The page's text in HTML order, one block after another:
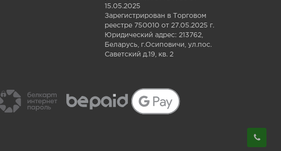
15.05.2025
Зарегистрирован в Торговом
реестре 750010 от 27.05.2025 г.
Юридический адрес: 213762,
Беларусь, г.Осиповичи, ул.пос.
Саветский д.19, кв. 2